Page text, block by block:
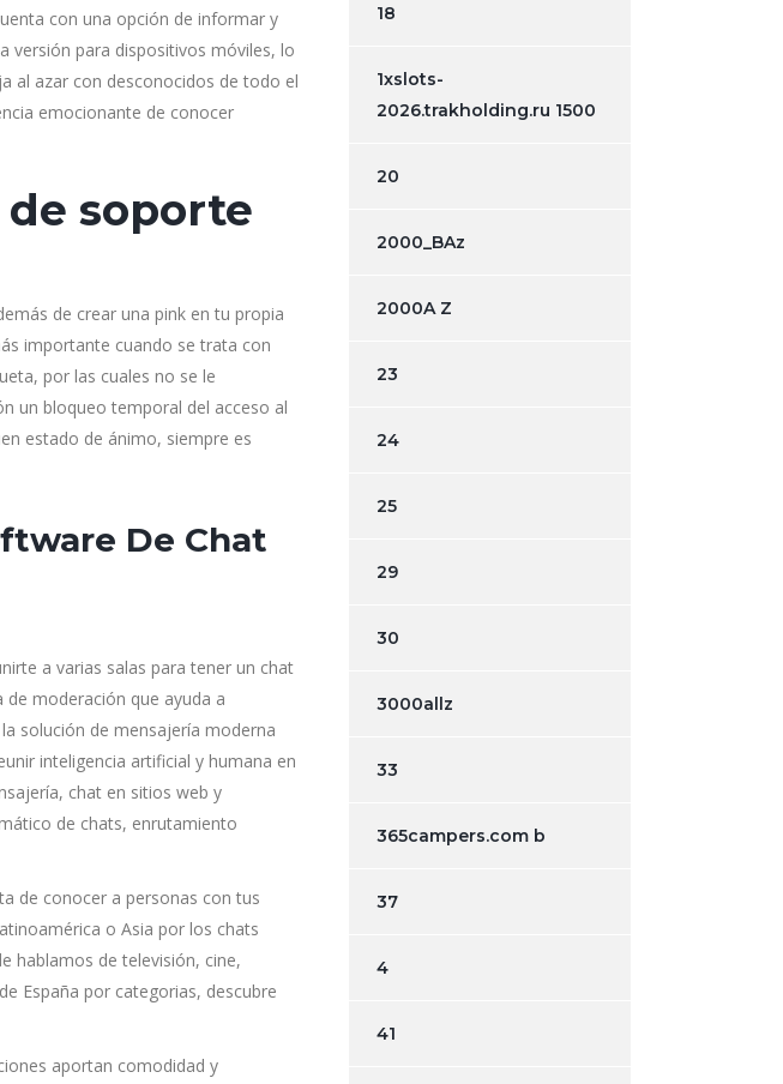
con una opción de informar y
versión para dispositivos móviles, lo
al azar con desconocidos de todo el
emocionante de conocer
soporte
de crear una pink en tu propia
importante cuando se trata con
por las cuales no se le
un bloqueo temporal del acceso al
estado de ánimo, siempre es
De Chat
a varias salas para tener un chat
moderación que ayuda a
solución de mensajería moderna
inteligencia artificial y humana en
chat en sitios web y
de chats, enrutamiento
de conocer a personas con tus
o Asia por los chats
hablamos de televisión, cine,
España por categorias, descubre
aportan comodidad y
18
1xslots-
2026.trakholding.ru 1500
20
2000_BAz
2000A Z
23
24
25
29
30
3000allz
33
365campers.com b
37
4
41